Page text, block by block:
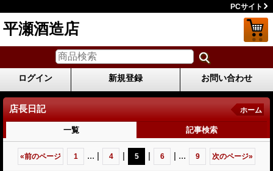
PCサイト
平瀬酒造店
ログイン 新規登録 お問い合わせ
店長日記 ホーム
一覧 記事検索
«前のページ 1 ... | 4 | 5 | 6 | ... 9 次のページ»